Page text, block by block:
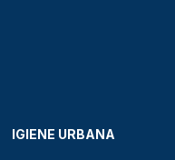
IGIENE URBANA